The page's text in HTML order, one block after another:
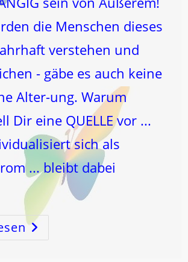
die Menschen dieses
verstehen und
- gäbe es auch keine
Alter-ung. Warum
Dir eine QUELLE vor ...
sich als
... bleibt dabei
LICHT
Und